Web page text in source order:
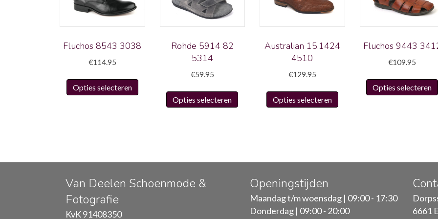
Fluchos 8543 3038
€114.95
Opties selecteren
Dit
product
gekozen
Rohde 5914 82
5314
€59.95
Opties selecteren
Dit
optie
kan
gekozen
worden
Australian 15.1424
4510
€129.95
Opties selecteren
Dit
optie
worden
op
Fluchos 9443
€109.95
Opties selecteren
Van Deelen Schoenmode &
Fotografie
KvK 91408350
Openingstijden
Maandag t/m woensdag | 09:00 - 17:30
Donderdag | 09:00 - 20:00
6661